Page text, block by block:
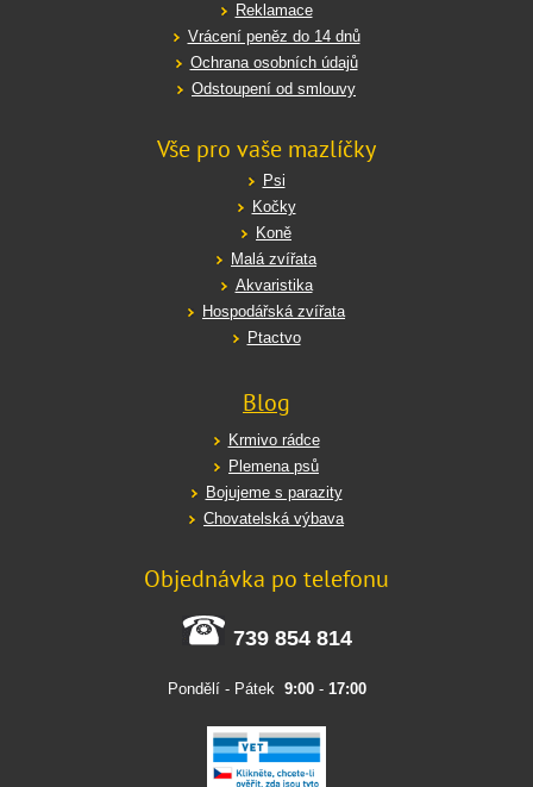
Reklamace
Vrácení peněz do 14 dnů
Ochrana osobních údajů
Odstoupení od smlouvy
Vše pro vaše mazlíčky
Psi
Kočky
Koně
Malá zvířata
Akvaristika
Hospodářská zvířata
Ptactvo
Blog
Krmivo rádce
Plemena psů
Bojujeme s parazity
Chovatelská výbava
Objednávka po telefonu
739 854 814
Pondělí - Pátek 9:00- 17:00